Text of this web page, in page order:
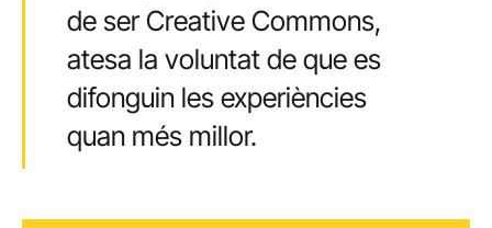
de ser Creative Commons,
atesa la voluntat de que es
difonguin les experiències
quan més millor.